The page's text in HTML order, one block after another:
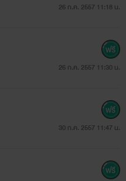
26 ก.ค. 2557 11:18 น.
26 ก.ค. 2557 11:30 น.
30 ก.ค. 2557 11:47 น.